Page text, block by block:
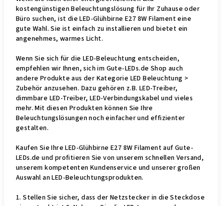
kostengünstigen Beleuchtungslösung für Ihr Zuhause oder
Büro suchen, ist die LED-Glühbirne E27 8W Filament eine
gute Wahl. Sie ist einfach zu installieren und bietet ein
angenehmes, warmes Licht.
Wenn Sie sich für die LED-Beleuchtung entscheiden,
empfehlen wir Ihnen, sich im Gute-LEDs.de Shop auch
andere Produkte aus der Kategorie LED Beleuchtung >
Zubehör anzusehen. Dazu gehören z.B. LED-Treiber,
dimmbare LED-Treiber, LED-Verbindungskabel und vieles
mehr. Mit diesen Produkten können Sie Ihre
Beleuchtungslösungen noch einfacher und effizienter
gestalten.
Kaufen Sie Ihre LED-Glühbirne E27 8W Filament auf Gute-
LEDs.de und profitieren Sie von unserem schnellen Versand,
unserem kompetenten Kundenservice und unserer großen
Auswahl an LED-Beleuchtungsprodukten.
1. Stellen Sie sicher, dass der Netzstecker in die Steckdose